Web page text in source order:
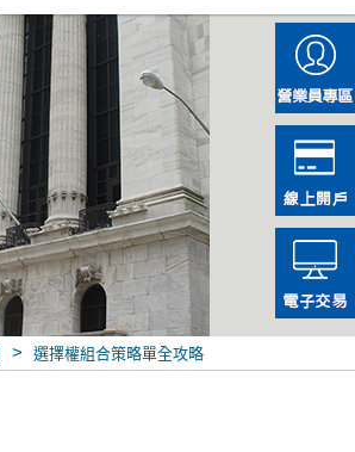
> 選擇權組合策略單全攻略